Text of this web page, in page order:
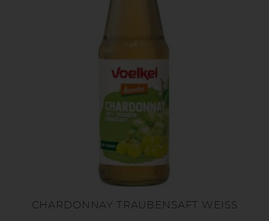
CHARDONNAY TRAUBENSAFT WEISS